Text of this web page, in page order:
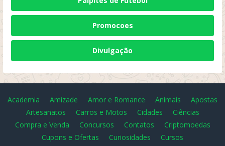
Promocoes
Divulgação
Academia Amizade Amor e Romance Animais
Apostas
Artesanatos
Carros e Motos Cidades
Ciências
Compra e Venda
Concursos Contatos
Criptomoedas
Cupons e Ofertas
Curiosidades
Cursos